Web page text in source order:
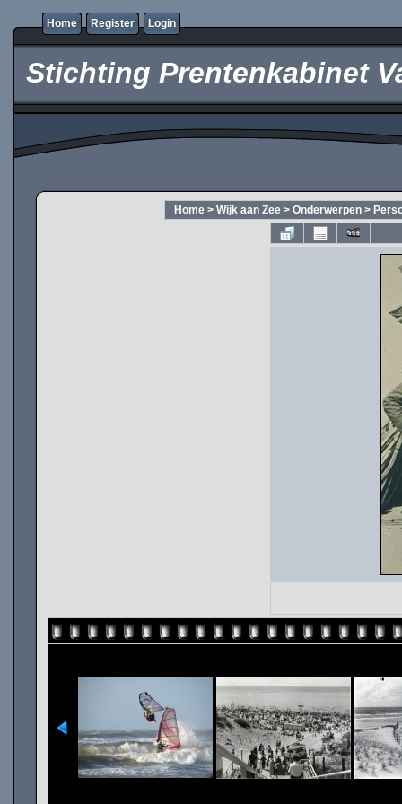
Home Register Login
Stichting Prentenkabinet
Home > Wijk aan Zee > Onderwerpen >